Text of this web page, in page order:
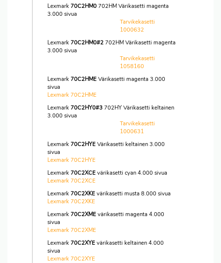
Lexmark 70C2HM0 702HM Värikasetti magenta
3.000 sivua
Tarvikekasetti
1000632
Lexmark 70C2HM0#2 702HM Värikasetti magenta
3.000 sivua
Tarvikekasetti
1058160
Lexmark 70C2HME Värikasetti magenta 3.000
sivua
Lexmark 70C2HME
Lexmark 70C2HY0#3 702HY Värikasetti keltainen
3.000 sivua
Tarvikekasetti
1000631
Lexmark 70C2HYE Värikasetti keltainen 3.000
sivua
Lexmark 70C2HYE
Lexmark 70C2XCE värikasetti cyan 4.000 sivua
Lexmark 70C2XCE
Lexmark 70C2XKE värikasetti musta 8.000 sivua
Lexmark 70C2XKE
Lexmark 70C2XME värikasetti magenta 4.000
sivua
Lexmark 70C2XME
Lexmark 70C2XYE värikasetti keltainen 4.000
sivua
Lexmark 70C2XYE